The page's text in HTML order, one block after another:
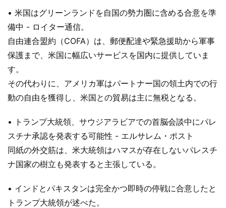
• 米国はグリーンランドを自国の勢力圏に含める合意を準
備中 - ロイター通信。
自由連合盟約（COFA）は、郵便配達や緊急援助から軍事
保護まで、米国に幅広いサービスを国内に提供していま
す。
その代わりに、アメリカ軍はパートナー国の領土内での行
動の自由を獲得し、米国との貿易は主に無税となる。
• トランプ大統領、サウジアラビアでの首脳会談中にパレ
スチナ承認を発表する可能性 - エルサレム・ポスト
同紙の外交筋は、米大統領はハマスが存在しないパレスチ
ナ国家の樹立も発表すると主張している。
• インドとパキスタンは完全かつ即時の停戦に合意したと
トランプ大統領が述べた。